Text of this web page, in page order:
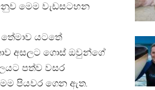
මෙම වැඩසටහන
තේමාව යටතේ
අසලට ගොස් ඔවුන්ගේ
පත්ව වසර
පියවර ගෙන ඇත.